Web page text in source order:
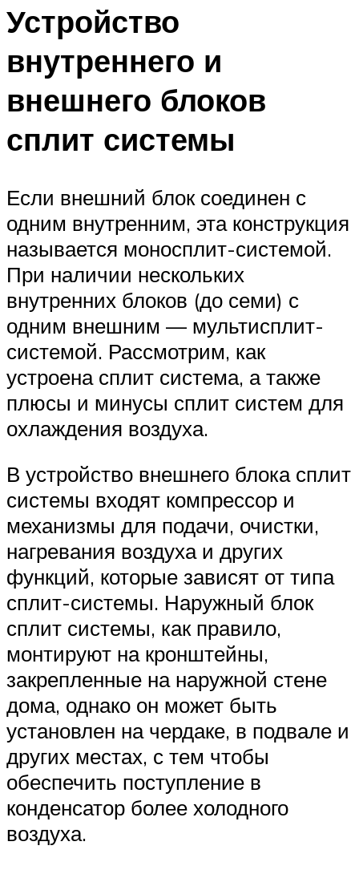
Устройство
внутреннего и
внешнего блоков
сплит системы
Если внешний блок соединен с
одним внутренним, эта конструкция
называется моносплит-системой.
При наличии нескольких
внутренних блоков (до семи) с
одним внешним — мультисплит-
системой. Рассмотрим, как
устроена сплит система, а также
плюсы и минусы сплит систем для
охлаждения воздуха.
В устройство внешнего блока сплит
системы входят компрессор и
механизмы для подачи, очистки,
нагревания воздуха и других
функций, которые зависят от типа
сплит-системы. Наружный блок
сплит системы, как правило,
монтируют на кронштейны,
закрепленные на наружной стене
дома, однако он может быть
установлен на чердаке, в подвале и
других местах, с тем чтобы
обеспечить поступление в
конденсатор более холодного
воздуха.